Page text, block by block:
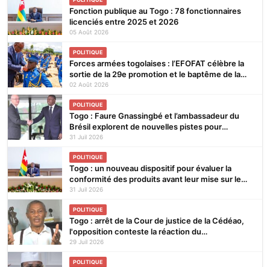
Fonction publique au Togo : 78 fonctionnaires
licenciés entre 2025 et 2026
05 Août 2026
POLITIQUE
Forces armées togolaises : l’EFOFAT célèbre la
sortie de la 29e promotion et le baptême de la
30e
02 Août 2026
POLITIQUE
Togo : Faure Gnassingbé et l’ambassadeur du
Brésil explorent de nouvelles pistes pour
renforcer la coopération bilatérale
31 Juil 2026
POLITIQUE
Togo : un nouveau dispositif pour évaluer la
conformité des produits avant leur mise sur le
marché
31 Juil 2026
POLITIQUE
Togo : arrêt de la Cour de justice de la Cédéao,
l'opposition conteste la réaction du
gouvernement
29 Juil 2026
POLITIQUE